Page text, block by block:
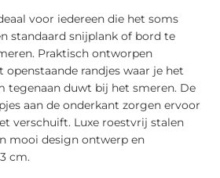
voor iedereen die het soms
standaard snijplank of bord te
Praktisch ontworpen
randjes waar je het
tegenaan duwt bij het smeren. De
aan de onderkant zorgen ervoor
verschuift. Luxe roestvrij stalen
mooi design ontwerp en
cm.